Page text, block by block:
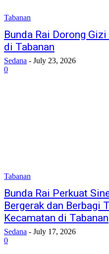
Tabanan
Bunda Rai Dorong
di Tabanan
Sedana - July 23, 2026
0
Tabanan
Bunda Rai Perkuat
Bergerak dan Berbagi
Kecamatan di Tabanan
Sedana - July 17, 2026
0